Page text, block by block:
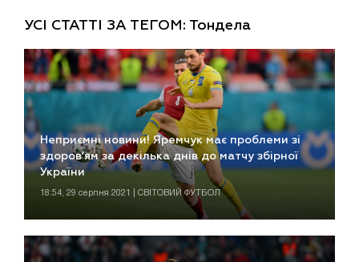
УСІ СТАТТІ ЗА ТЕГОМ: Тондела
Неприємні новини! Яремчук має проблеми зі
здоров’ям за декілька днів до матчу збірної
України
18:54, 29 серпня 2021 | СВІТОВИЙ ФУТБОЛ